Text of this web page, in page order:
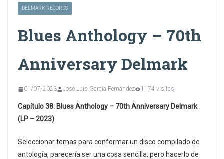
DELMARK RECORDS
Blues Anthology – 70th
Anniversary Delmark
01/07/2023 José Luis García Fernández 1174 visitas
Capítulo 38: Blues Anthology – 70th Anniversary Delmark
(LP – 2023)
Seleccionar temas para conformar un disco compilado de
antología, parecería ser una cosa sencilla, pero hacerlo de